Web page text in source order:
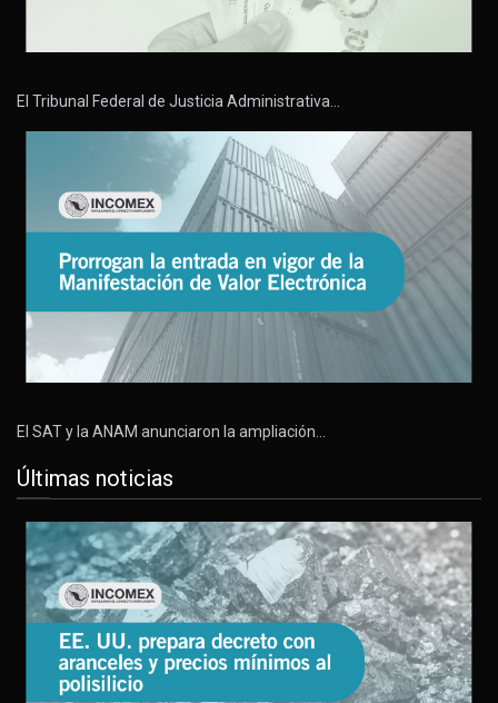
El Tribunal Federal de Justicia Administrativa…
El SAT y la ANAM anunciaron la ampliación…
Últimas noticias